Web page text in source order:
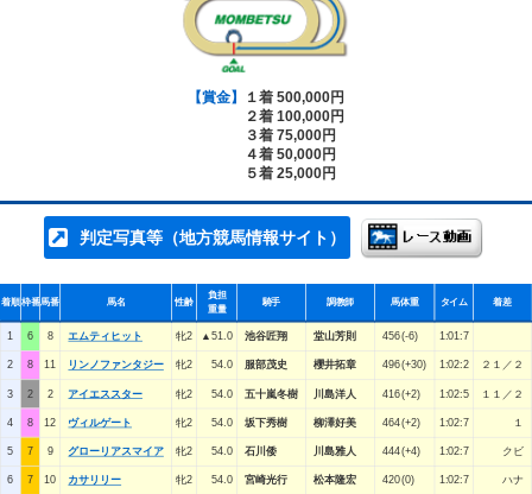
【賞金】
１着 500,000円
２着 100,000円
３着 75,000円
４着 50,000円
５着 25,000円
判定写真等（地方競馬情報サイト）
着順枠番馬番 馬名 性齢
負担
重量
騎手 調教師 馬体重 タイム 着差
1 6 8 エムティヒット 牝2 ▲51.0 池谷匠翔 堂山芳則 456(-6) 1:01:7
2 8 11 リンノファンタジー 牝2 54.0 服部茂史 櫻井拓章 496(+30) 1:02:2 ２１／２
3 2 2 アイエススター 牝2 54.0 五十嵐冬樹 川島洋人 416(+2) 1:02:5 １１／２
4 8 12 ヴィルゲート 牝2 54.0 坂下秀樹 柳澤好美 464(+2) 1:02:7 １
5 7 9 グローリアスマイア 牝2 54.0 石川倭 川島雅人 444(+4) 1:02:7 クビ
6 7 10 カサリリー 牝2 54.0 宮崎光行 松本隆宏 420(0) 1:02:7 ハナ